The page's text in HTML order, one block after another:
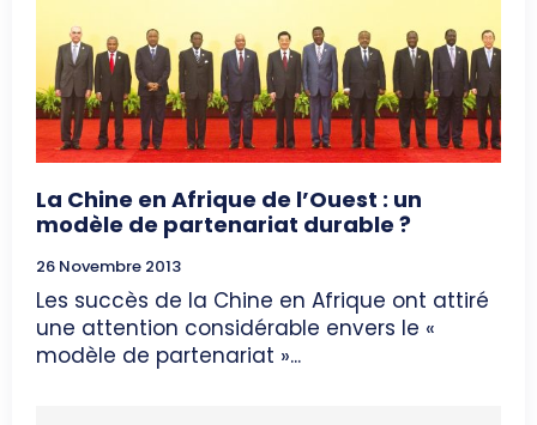
La Chine en Afrique de l’Ouest : un
modèle de partenariat durable ?
26 Novembre 2013
Les succès de la Chine en Afrique ont attiré
une attention considérable envers le «
modèle de partenariat »...